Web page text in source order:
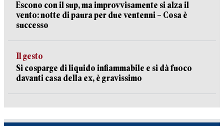
Escono con il sup, ma improvvisamente si alza il
vento: notte di paura per due ventenni – Cosa è
successo
Il gesto
Si cosparge di liquido infiammabile e si dà fuoco
davanti casa della ex, è gravissimo